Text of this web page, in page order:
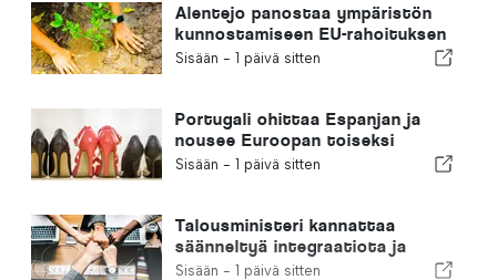
Alentejo panostaa ympäristön
kunnostamiseen EU-rahoituksen
avulla
Sisään - 1 päivä sitten
Portugali ohittaa Espanjan ja
nousee Euroopan toiseksi
suurimmaksi jalkineiden
Sisään - 1 päivä sitten
Talousministeri kannattaa
säänneltyä integraatiota ja
takaa maahanmuuttajille
Sisään - 1 päivä sitten